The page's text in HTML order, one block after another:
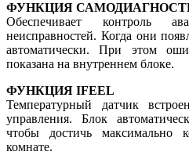
ФУНКЦИЯ
Обеспечивает контроль
неисправностей. Когда они
автоматически. При этом
показана на внутреннем блоке.
ФУНКЦИЯ IFEEL
Температурный датчик
управления. Блок
чтобы достичь максимально
комнате.